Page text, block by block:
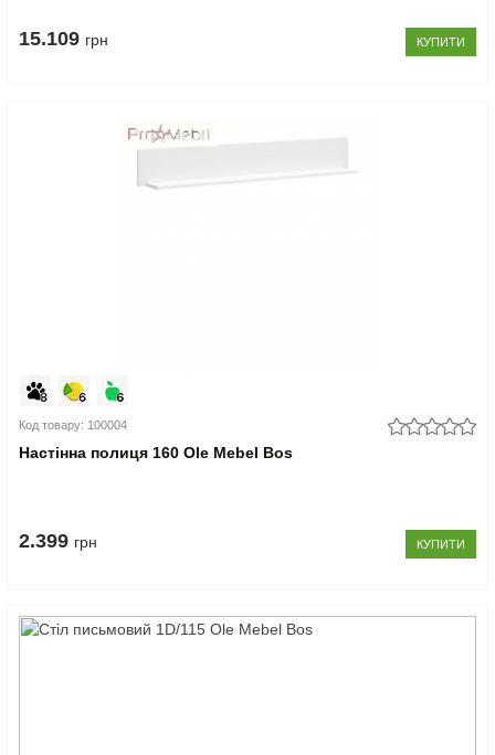
15.109 грн КУПИТИ
Код товару: 100004
Настінна полиця 160 Ole Mebel Bos
2.399 грн КУПИТИ